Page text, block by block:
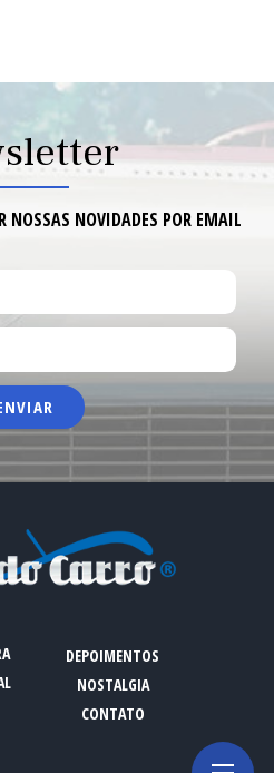
NOSSAS NOVIDADES POR EMAIL
DEPOIMENTOS
NOSTALGIA
CONTATO